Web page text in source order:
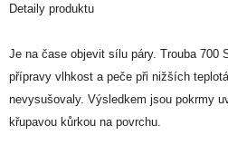
Detaily produktu
Je na čase objevit sílu páry. Trouba 700
přípravy vlhkost a peče při nižších
nevysušovaly. Výsledkem jsou pokrmy
křupavou kůrkou na povrchu.